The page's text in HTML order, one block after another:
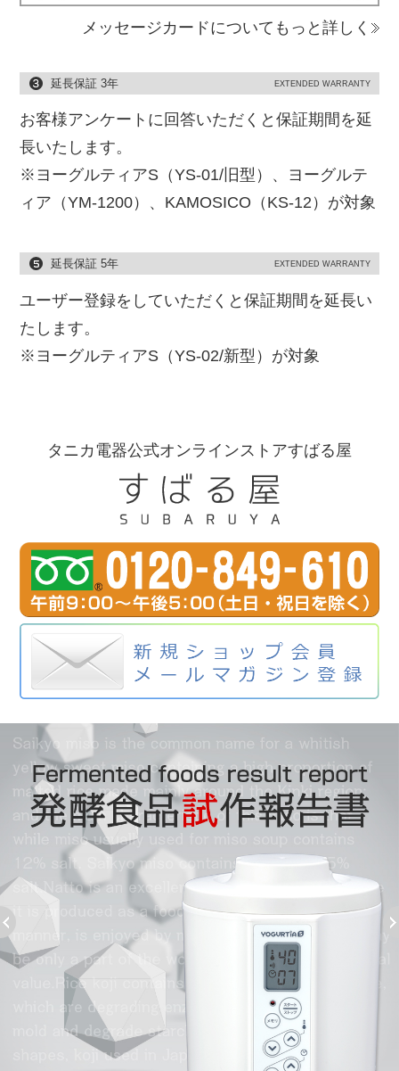
メッセージカードについてもっと詳しく
延長保証 3年 EXTENDED WARRANTY
お客様アンケートに回答いただくと保証期間を延
長いたします。
※ヨーグルティアS（YS-01/旧型）、ヨーグルテ
ィア（YM-1200）、KAMOSICO（KS-12）が対象
延長保証 5年 EXTENDED WARRANTY
ユーザー登録をしていただくと保証期間を延長い
たします。
※ヨーグルティアS（YS-02/新型）が対象
タニカ電器公式オンラインストアすばる屋